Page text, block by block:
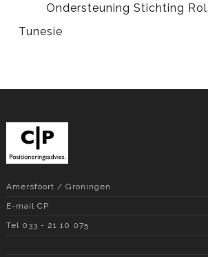
Ondersteuning Stichting
Tunesie
Amersfoort / Groningen
E-mail CP
Tel 033 - 21 10 075